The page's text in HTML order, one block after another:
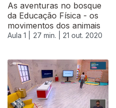
As aventuras no bosque
da Educação Física - os
movimentos dos animais
Aula 1 | 27 min. | 21 out. 2020